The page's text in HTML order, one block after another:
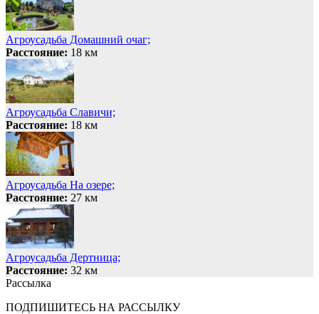
Агроусадьба Домашний очаг;
Расстояние: 18 км
Агроусадьба Славичи;
Расстояние: 18 км
Агроусадьба На озере;
Расстояние: 27 км
Агроусадьба Дертница;
Расстояние: 32 км
Рассылка
ПОДПИШИТЕСЬ НА РАССЫЛКУ